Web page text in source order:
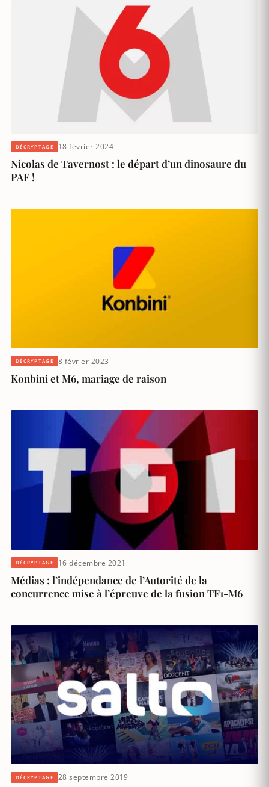
DÉCRYPTAGE 18 février 2024
Nicolas de Tavernost : le départ d’un dinosaure du
PAF !
DÉCRYPTAGE 8 février 2023
Konbini et M6, mariage de raison
DÉCRYPTAGE 16 décembre 2021
Médias : l’indépendance de l’Autorité de la
concurrence mise à l’épreuve de la fusion TF1-M6
DÉCRYPTAGE 28 septembre 2019